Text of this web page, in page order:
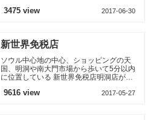
免税店業界の代名詞として
3475 view 2017-06-30
新世界免税店
ソウル中心地の中心、ショッピングの天
国、明洞や南大門市場から歩いて5分以内
に位置している 新世界免税店明洞店が
プンしました、 新世界免税店
9616 view 2017-05-27